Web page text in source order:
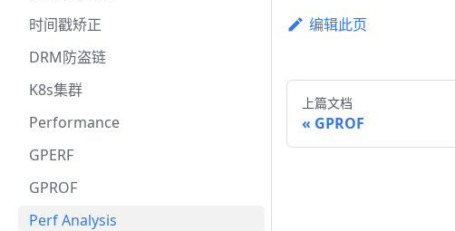
时间戳矫正
DRM防盗链
K8s集群
Performance
GPERF
GPROF
Perf Analysis
编辑此页
上篇文档
GPROF